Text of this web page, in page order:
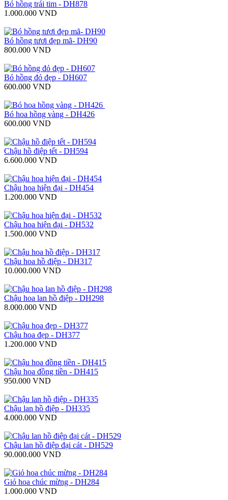
Bó hồng trái tim - DH878
1.000.000 VND
Bó hồng tươi đẹp mã- DH90
800.000 VND
Bó hồng đỏ đẹp - DH607
600.000 VND
Bó hoa hồng vàng - DH426
600.000 VND
Chậu hồ điệp tết - DH594
6.600.000 VND
Chậu hoa hiện đại - DH454
1.200.000 VND
Chậu hoa hiện đại - DH532
1.500.000 VND
Chậu hoa hồ điệp - DH317
10.000.000 VND
Chậu hoa lan hồ điệp - DH298
8.000.000 VND
Chậu hoa đẹp - DH377
1.200.000 VND
Chậu hoa đồng tiền - DH415
950.000 VND
Chậu lan hồ điệp - DH335
4.000.000 VND
Chậu lan hồ điệp đại cát - DH529
90.000.000 VND
Giỏ hoa chúc mừng - DH284
1.000.000 VND